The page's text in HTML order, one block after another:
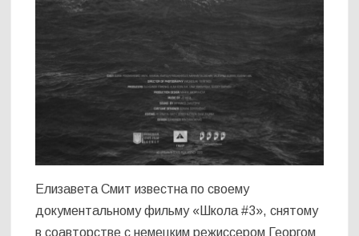
Елизавета Смит известна по своему
документальному фильму «Школа #3», снятому
в соавторстве с немецким режиссером Георгом